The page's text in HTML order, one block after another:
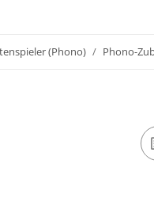
(Phono) Phono-